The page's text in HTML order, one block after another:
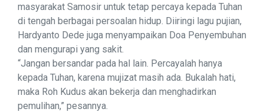
masyarakat Samosir untuk tetap percaya kepada Tuhan
di tengah berbagai persoalan hidup. Diiringi lagu pujian,
Hardyanto Dede juga menyampaikan Doa Penyembuhan
dan mengurapi yang sakit.
“Jangan bersandar pada hal lain. Percayalah hanya
kepada Tuhan, karena mujizat masih ada. Bukalah hati,
maka Roh Kudus akan bekerja dan menghadirkan
pemulihan,” pesannya.